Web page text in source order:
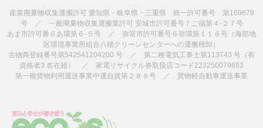
産業廃棄物収集運搬許可 愛知県・岐阜県・三重県 統一許可番号 第169679
号 ／ 一般廃棄物収集運搬業許可 安城市許可番号７ご循第４-２７号
あま市許可番６あ環第６-５号 ／ 弥富市許可番号６弥環第１１６号（海部地
区環境事業所組合八穂クリーンセンターへの運搬積卸）
古物商登録番号第542541204200 号 ／ 第二種電気工事士第113743 号（有
資格者3 名在籍） ／ 家電リサイクル券取扱店コード223250079683
第一種貨物利用運送事業中運自貨第２８８号 ／ 貨物軽自動車運送事業